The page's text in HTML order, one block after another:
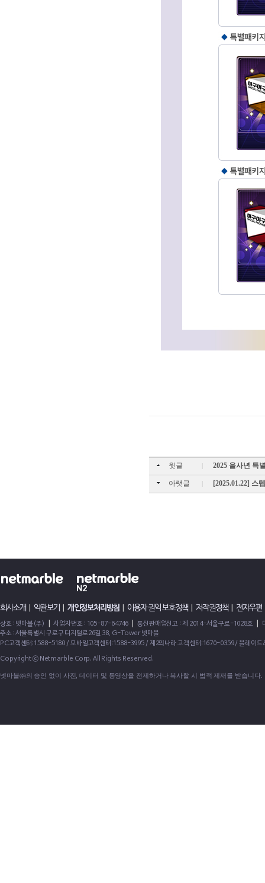
윗글 | 2025 을사년 특
아랫글 | [2025.01.22] 스
회사소개 약관보기 개인정보처리방침 이용자 권익 보호정책| 저작권정책| 전자우편
상호 : 넷마블(주) 사업자번호 : 105-87-64746 통신판매업신고 : 제 2014-서울구로-1028호
주소 : 서울특별시 구로구 디지털로26길 38, G-Tower 넷마블
PC고객센터:1588-5180 / 모바일고객센터:1588-3995 / 제2의나라 고객센터:1670-0359 / 블레이
Copyright ⓒ Netmarble Corp. All Rights Reserved.
넷마블㈜의 승인 없이 사진, 데이터 및 동영상을 전제하거나 복사할 시 법적 제재를 받습니다.